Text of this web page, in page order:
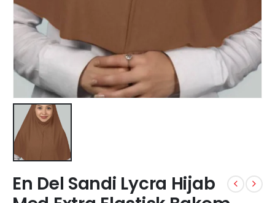
En Del Sandi Lycra Hijab